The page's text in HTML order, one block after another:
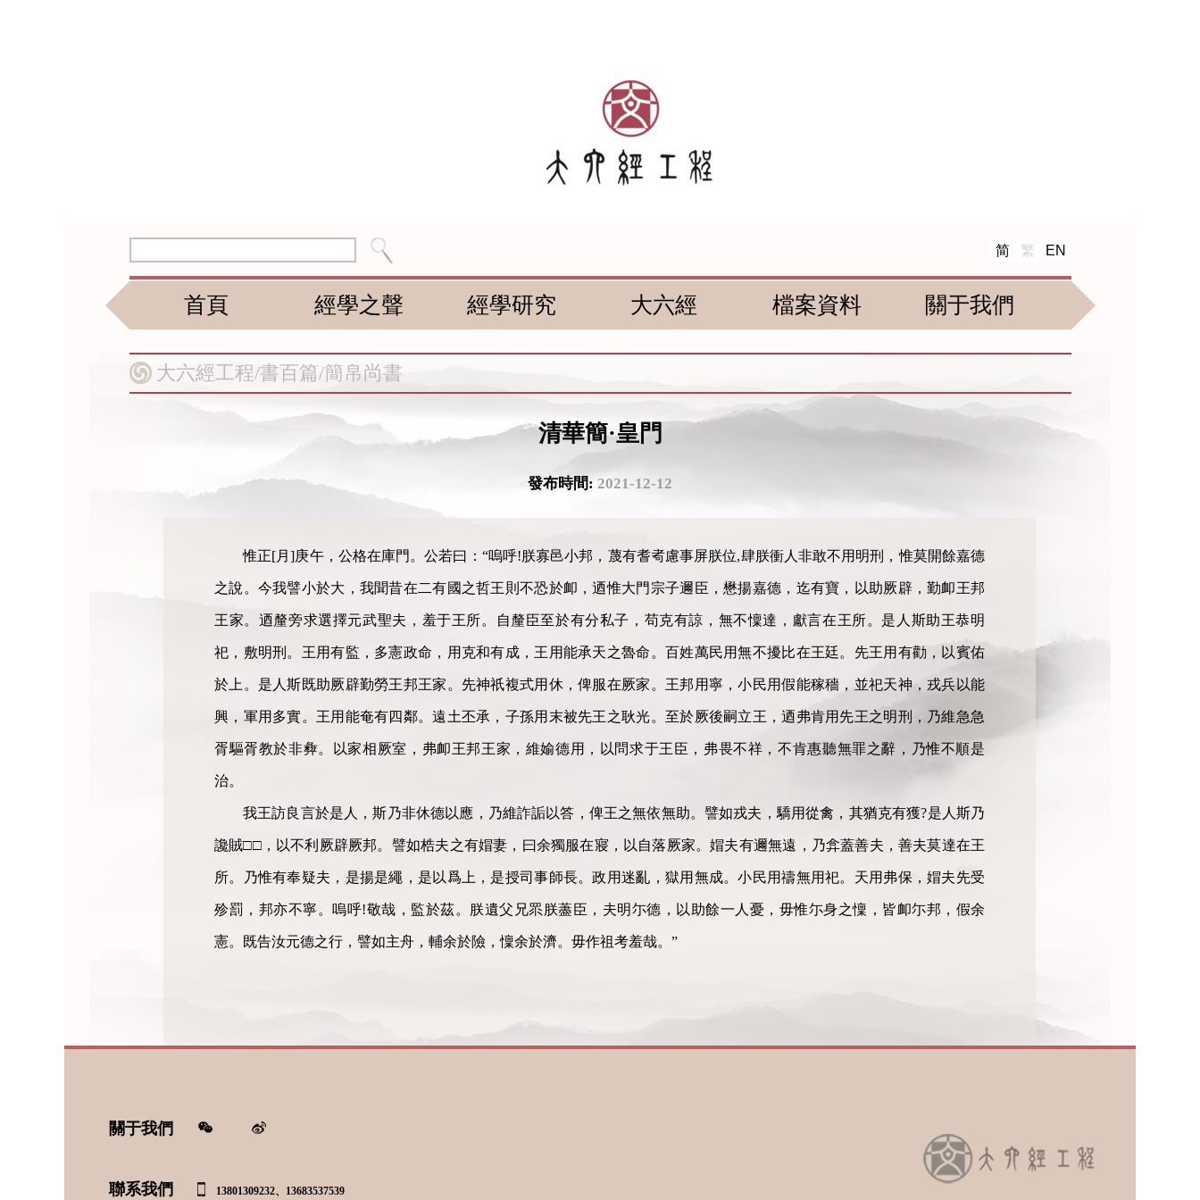
简 繁 EN
首頁 經學之聲 經學研究 大六經 檔案資料 關于我們
大六經工程/書百篇/簡帛尚書
清華簡·皇門
發布時間: 2021-12-12
惟正[月]庚午，公格在庫門。公若曰：“嗚呼!朕寡邑小邦，蔑有耆耇慮事屏朕位,肆朕衝人非敢不用明刑，惟莫開餘嘉德
之說。今我譬小於大，我聞昔在二有國之哲王則不恐於卹，迺惟大門宗子邇臣，懋揚嘉德，迄有寶，以助厥辟，勤卹王邦
王家。迺釐旁求選擇元武聖夫，羞于王所。自釐臣至於有分私子，苟克有諒，無不懍達，獻言在王所。是人斯助王恭明
祀，敷明刑。王用有監，多憲政命，用克和有成，王用能承天之魯命。百姓萬民用無不擾比在王廷。先王用有勸，以賓佑
於上。是人斯既助厥辟勤勞王邦王家。先神祇複式用休，俾服在厥家。王邦用寧，小民用假能稼穡，並祀天神，戎兵以能
興，軍用多實。王用能奄有四鄰。遠土丕承，子孫用末被先王之耿光。至於厥後嗣立王，迺弗肯用先王之明刑，乃維急急
胥驅胥教於非彜。以家相厥室，弗卹王邦王家，維媮德用，以問求于王臣，弗畏不祥，不肯惠聽無罪之辭，乃惟不順是
治。
我王訪良言於是人，斯乃非休德以應，乃維詐詬以答，俾王之無依無助。譬如戎夫，驕用從禽，其猶克有獲?是人斯乃
讒賊□□，以不利厥辟厥邦。譬如梏夫之有媢妻，曰余獨服在寢，以自落厥家。媢夫有邇無遠，乃弇蓋善夫，善夫莫達在王
所。乃惟有奉疑夫，是揚是繩，是以爲上，是授司事師長。政用迷亂，獄用無成。小民用禱無用祀。天用弗保，媢夫先受
殄罰，邦亦不寧。嗚呼!敬哉，監於茲。朕遺父兄眔朕藎臣，夫明尓德，以助餘一人憂，毋惟尓身之懍，皆卹尓邦，假余
憲。既告汝元德之行，譬如主舟，輔余於險，懍余於濟。毋作祖考羞哉。”
關于我們
聯系我們 13801309232、13683537539